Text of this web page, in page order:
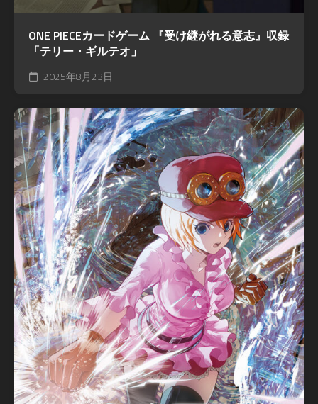
ONE PIECEカードゲーム 『受け継がれる意志』収録
「テリー・ギルテオ」
2025年8月23日